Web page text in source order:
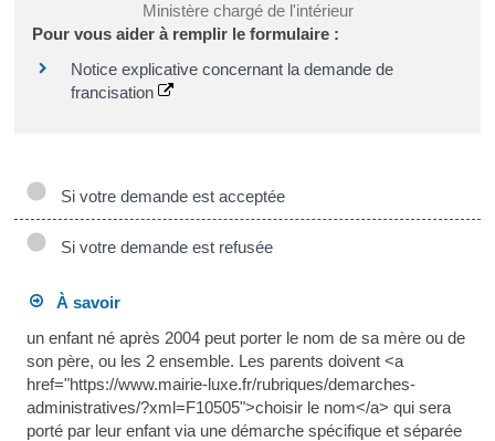
Ministère chargé de l'intérieur
Pour vous aider à remplir le formulaire :
Notice explicative concernant la demande de
francisation
Si votre demande est acceptée
Si votre demande est refusée
À savoir
un enfant né après 2004 peut porter le nom de sa mère ou de
son père, ou les 2 ensemble. Les parents doivent <a
href="https://www.mairie-luxe.fr/rubriques/demarches-
administratives/?xml=F10505">choisir le nom</a> qui sera
porté par leur enfant via une démarche spécifique et séparée